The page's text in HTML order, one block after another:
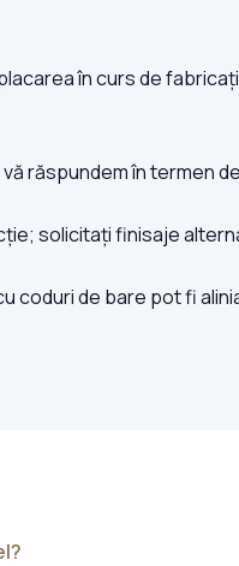
în curs de
răspundem în termen
solicitați finisaje
de bare pot fi